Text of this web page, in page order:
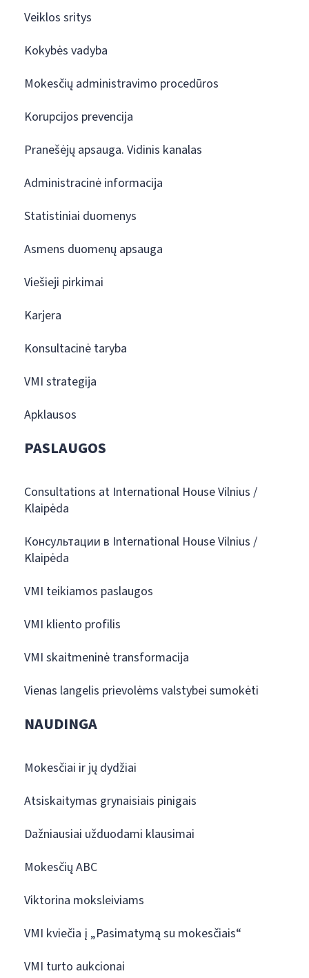
Veiklos sritys
Kokybės vadyba
Mokesčių administravimo procedūros
Korupcijos prevencija
Pranešėjų apsauga. Vidinis kanalas
Administracinė informacija
Statistiniai duomenys
Asmens duomenų apsauga
Viešieji pirkimai
Karjera
Konsultacinė taryba
VMI strategija
Apklausos
PASLAUGOS
Consultations at International House Vilnius /
Klaipėda
Консультации в International House Vilnius /
Klaipėda
VMI teikiamos paslaugos
VMI kliento profilis
VMI skaitmeninė transformacija
Vienas langelis prievolėms valstybei sumokėti
NAUDINGA
Mokesčiai ir jų dydžiai
Atsiskaitymas grynaisiais pinigais
Dažniausiai užduodami klausimai
Mokesčių ABC
Viktorina moksleiviams
VMI kviečia į „Pasimatymą su mokesčiais“
VMI turto aukcionai